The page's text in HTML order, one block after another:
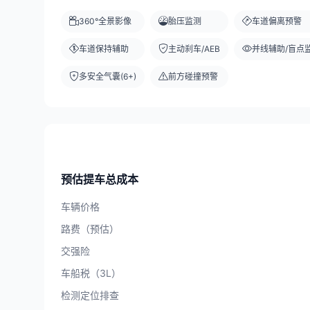
360°全景影像
车道保持辅助
多安全气囊(6+)
胎压监测
主动刹车/AEB
前方碰撞预警
车道偏离预警
并线辅助/盲点
预估提车总成本
车辆价格
路费（预估）
交强险
车船税（3L）
检测定位排查